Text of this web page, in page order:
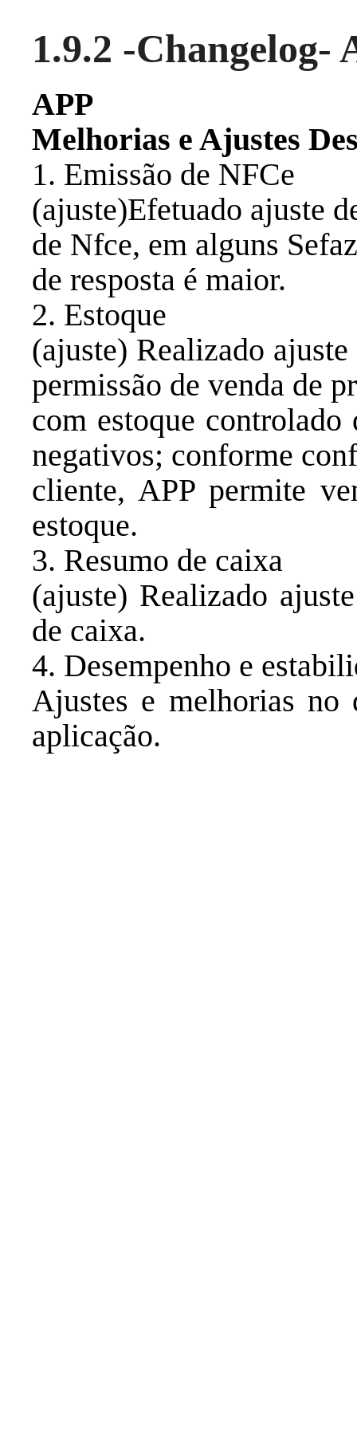
1.9.2 -Changelog-
APP
Melhorias e Ajustes
1. Emissão de NFCe
(ajuste)Efetuado ajuste
de Nfce, em alguns
de resposta é maior.
2. Estoque
(ajuste) Realizado
permissão de venda de
com estoque
negativos; conforme
cliente, APP permite
estoque.
3. Resumo de caixa
(ajuste) Realizado
de caixa.
4. Desempenho e
Ajustes e melhorias no
aplicação.